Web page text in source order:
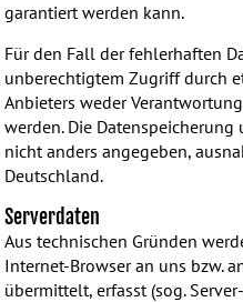
garantiert werden kann.
Für den Fall der fehlerhaften
unberechtigtem Zugriff durch
Anbieters weder
werden. Die
nicht anders angegeben,
Deutschland.
Serverdaten
Aus technischen Gründen
Internet-Browser an uns bzw.
übermittelt, erfasst (sog.